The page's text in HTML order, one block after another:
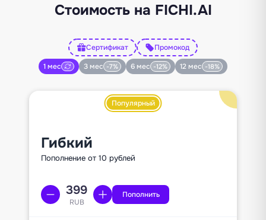
Стоимость на FICHI.AI
Сертификат
1 мес
3 мес -7% 6 мес -12% 12 мес -18%
Промокод
Популярный
Гибкий
Пополнение от 10 рублей
RUB
Пополнить